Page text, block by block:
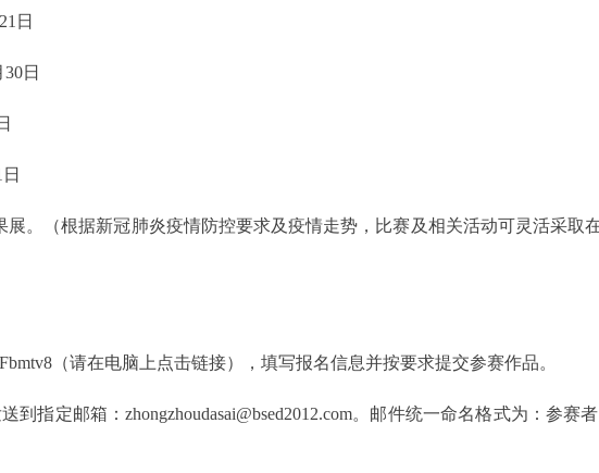
日
日
。（根据新冠肺炎疫情防控要求及疫情走势，比赛及相关活动可灵活采取
（请在电脑上点击链接），填写报名信息并按要求提交参赛作品。
定邮箱：zhongzhoudasai@bsed2012.com。邮件统一命名格式为：参赛